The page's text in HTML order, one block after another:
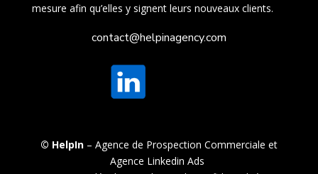
mesure afin qu’elles y signent leurs nouveaux clients.
contact@helpinagency.com
© HelpIn– Agence de Prospection Commerciale et
Agence Linkedin Ads